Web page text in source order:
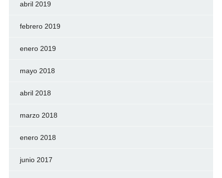
abril 2019
febrero 2019
enero 2019
mayo 2018
abril 2018
marzo 2018
enero 2018
junio 2017